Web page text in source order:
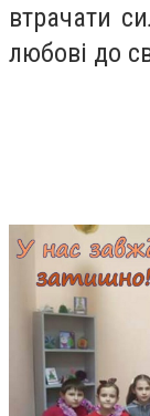
втрачати
любові до